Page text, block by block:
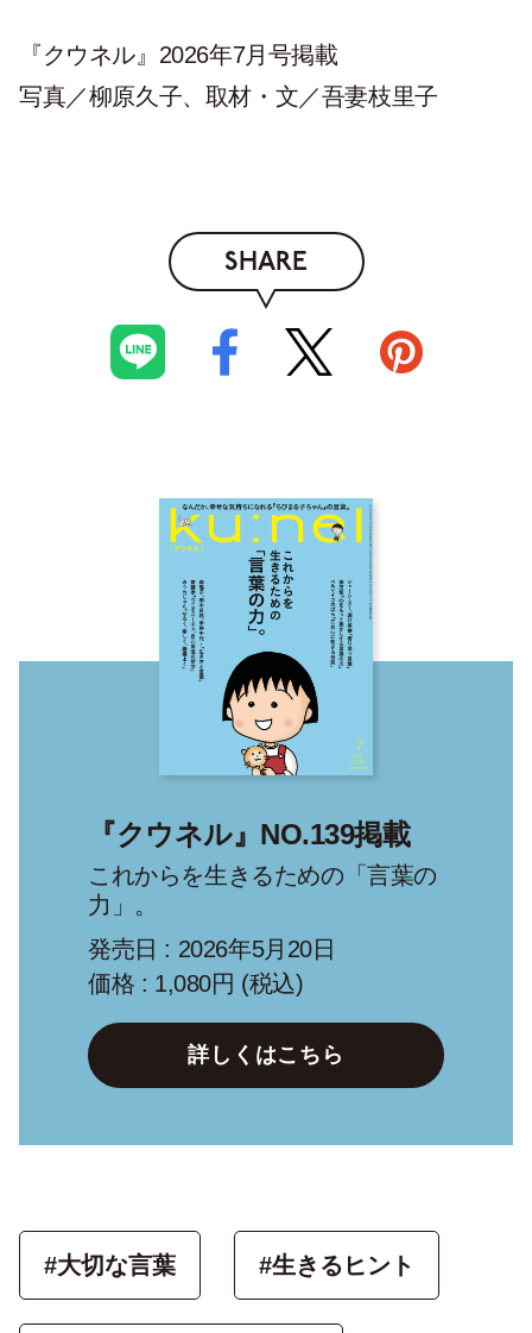
『クウネル』2026年7月号掲載
写真／柳原久子、取材・文／吾妻枝里子
SHARE
『クウネル』NO.139掲載
これからを生きるための「言葉の
力」。
発売日 : 2026年5月20日
価格 : 1,080円 (税込)
詳しくはこちら
#大切な言葉 #生きるヒント